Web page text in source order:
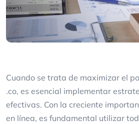
Cuando se trata de maximizar el
.co, es esencial implementar
efectivas. Con la creciente
en línea, es fundamental utilizar